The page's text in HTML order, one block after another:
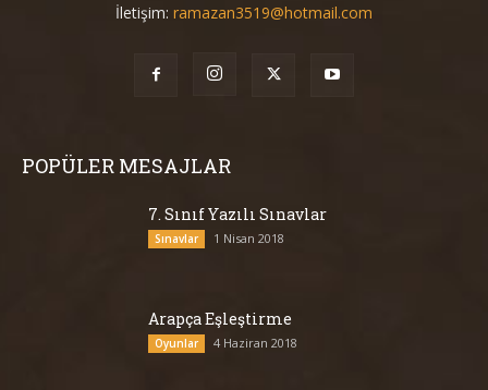
İletişim: ramazan3519@hotmail.com
POPÜLER MESAJLAR
7. Sınıf Yazılı Sınavlar
Sınavlar 1 Nisan 2018
Arapça Eşleştirme
Oyunlar 4 Haziran 2018